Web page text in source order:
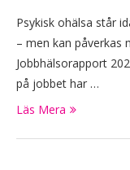
Psykisk ohälsa står
– men kan påverkas
Jobbhälsorapport
på jobbet har …
Läs Mera